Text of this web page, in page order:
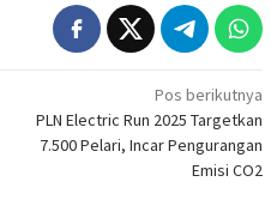
Pos berikutnya
PLN Electric Run 2025 Targetkan
7.500 Pelari, Incar Pengurangan
Emisi CO2